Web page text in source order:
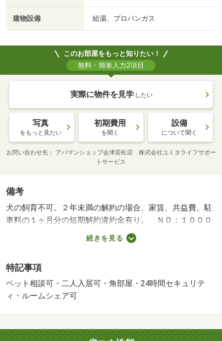
建物設備 給湯、プロパンガス
このお部屋をもっと知りたい！
無料・簡単入力2項目
実際に物件を見学 したい
写真
をもっと見たい
初期費用
を聞く
設備
について聞く
お問い合わせ先
アパマンショップ会津若松店 株式会社ユミタライフサポー
トサービス
備考
犬の飼育不可。２年未満の解約の場合、家賃、共益費、駐
車料の１ヶ月分の短期解約違約金有り。 ＮＯ：１０００
５５０４３６・賃貸保証等：加入要（初回保証料 月額総
支払額１００％ 月額総支払額２％（毎月口座引き落
００円／月・ユミタコール利用料（課税対象）１，３００
円／月・町会費６００円／月・ペット飼育可（但し犬は不
可）・バイク置場：なし・駐輪場：なし/保証委託料 39900
続きを見る
特記事項
ペット相談可・二人入居可・角部屋・24時間セキュリテ
ィ・ルームシェア可